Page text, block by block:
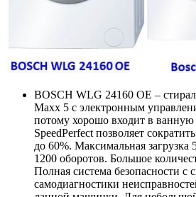
BOSCH WLG 24160 OE –
Maxx 5 с электронным
потому хорошо входит в
SpeedPerfect позволяет
до 60%. Максимальная загрузка
1200 оборотов. Большое
Полная система безопасности с
самодиагностики